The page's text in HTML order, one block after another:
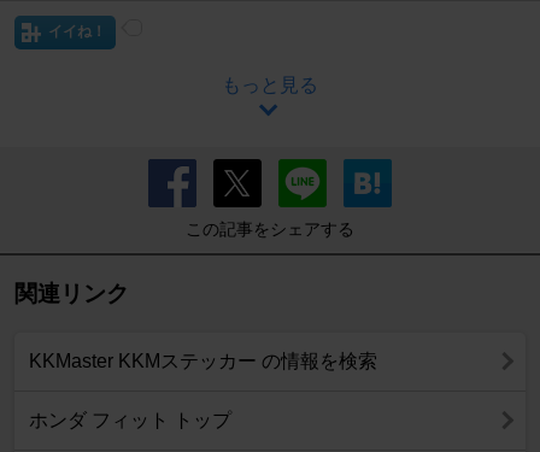
イイね！
もっと見る
この記事をシェアする
関連リンク
KKMaster KKMステッカー の情報を検索
ホンダ フィット トップ